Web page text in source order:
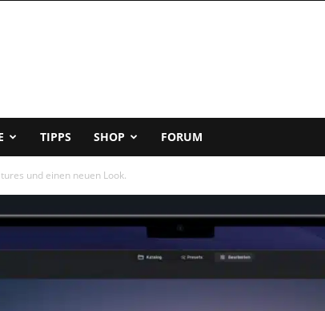
TIPPS SHOP FORUM
und einen neuen Look.